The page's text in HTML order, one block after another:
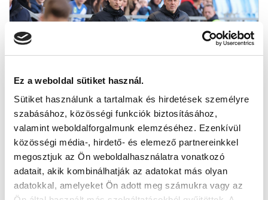
Ez a weboldal sütiket használ.
Sütiket használunk a tartalmak és hirdetések személyre
szabásához, közösségi funkciók biztosításához,
valamint weboldalforgalmunk elemzéséhez. Ezenkívül
közösségi média-, hirdető- és elemező partnereinkkel
megosztjuk az Ön weboldalhasználatra vonatkozó
adatait, akik kombinálhatják az adatokat más olyan
adatokkal, amelyeket Ön adott meg számukra vagy az
MÁRTON: "KÁR EZÉRT AZ EREDMÉNYÉRT,
MERT MINDEN TEKINTETBEN
FELÜLMÚLTUK AZ ELLENFELET"
2022-04-10 19:32:46
Vezetőedzőnk így értékelt a Fehérvár elleni mérkőzést